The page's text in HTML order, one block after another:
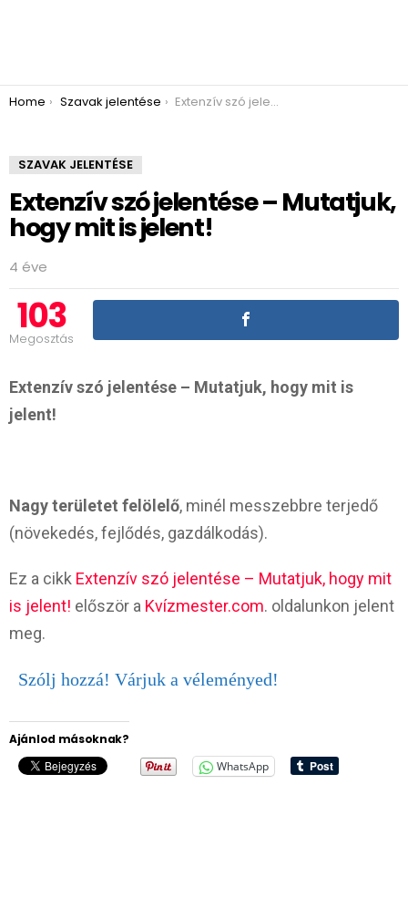
You are here:
Home Szavak jelentése Extenzív szó jelentése – Mutatjuk, hogy mit is jelent!
SZAVAK JELENTÉSE
Extenzív szó jelentése – Mutatjuk,
hogy mit is jelent!
4 éve
103
Megosztás
Extenzív szó jelentése – Mutatjuk, hogy mit is
jelent!
Nagy területet felölelő, minél messzebbre terjedő
(növekedés, fejlődés, gazdálkodás).
Ez a cikk Extenzív szó jelentése – Mutatjuk, hogy mit
is jelent! először a Kvízmester.com. oldalunkon jelent
meg.
Szólj hozzá! Várjuk a véleményed!
Ajánlod másoknak?
WhatsApp